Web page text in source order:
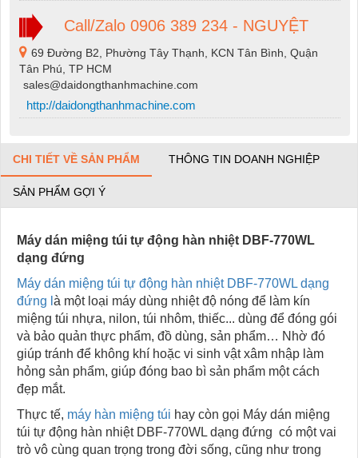
Call/Zalo 0906 389 234 - NGUYỆT
69 Đường B2, Phường Tây Thạnh, KCN Tân Bình, Quận
Tân Phú, TP HCM
sales@daidongthanhmachine.com
http://daidongthanhmachine.com
CHI TIẾT VỀ SẢN PHẨM THÔNG TIN DOANH NGHIỆP
SẢN PHẨM GỢI Ý
Máy dán miệng túi tự động hàn nhiệt DBF-770WL
dạng đứng
Máy dán miệng túi tự động hàn nhiệt DBF-770WL dạng
đứng l à một loại máy dùng nhiệt độ nóng để làm kín
miệng túi nhựa, nilon, túi nhôm, thiếc... dùng để đóng gói
và bảo quản thực phẩm, đồ dùng, sản phẩm… Nhờ đó
giúp tránh để không khí hoặc vi sinh vật xâm nhập làm
hỏng sản phẩm, giúp đóng bao bì sản phẩm một cách
đẹp mắt.
Thực tế, máy hàn miệng túi hay còn gọi Máy dán miệng
túi tự động hàn nhiệt DBF-770WL dạng đứng có một vai
trò vô cùng quan trọng trong đời sống, cũng như trong